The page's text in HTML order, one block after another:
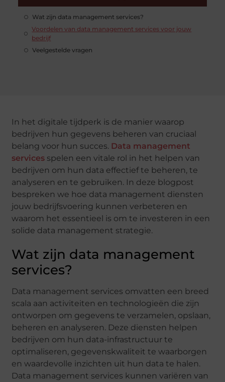
Wat zijn data management services?
Voordelen van data management services voor jouw
bedrijf
Veelgestelde vragen
In het digitale tijdperk is de manier waarop
bedrijven hun gegevens beheren van cruciaal
belang voor hun succes. Data management
services spelen een vitale rol in het helpen van
bedrijven om hun data effectief te beheren, te
analyseren en te gebruiken. In deze blogpost
bespreken we hoe data management diensten
jouw bedrijfsvoering kunnen verbeteren en
waarom het essentieel is om te investeren in een
solide data management strategie.
Wat zijn data management
services?
Data management services omvatten een breed
scala aan activiteiten en technologieën die zijn
ontworpen om gegevens te verzamelen, opslaan,
beheren en analyseren. Deze diensten helpen
bedrijven om hun data-infrastructuur te
optimaliseren, gegevenskwaliteit te waarborgen
en waardevolle inzichten uit hun data te halen.
Data management services kunnen variëren van